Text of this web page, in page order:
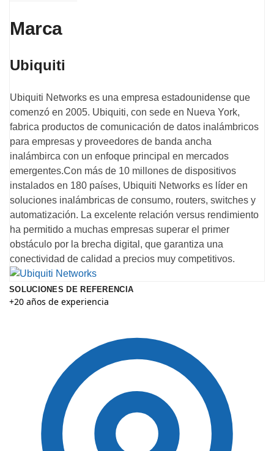
Marca
Ubiquiti
Ubiquiti Networks es una empresa estadounidense que
comenzó en 2005. Ubiquiti, con sede en Nueva York,
fabrica productos de comunicación de datos inalámbricos
para empresas y proveedores de banda ancha
inalámbirca con un enfoque principal en mercados
emergentes.Con más de 10 millones de dispositivos
instalados en 180 países, Ubiquiti Networks es líder en
soluciones inalámbricas de consumo, routers, switches y
automatización. La excelente relación versus rendimiento
ha permitido a muchas empresas superar el primer
obstáculo por la brecha digital, que garantiza una
conectividad de calidad a precios muy competitivos.
SOLUCIONES DE REFERENCIA
+20 años de experiencia